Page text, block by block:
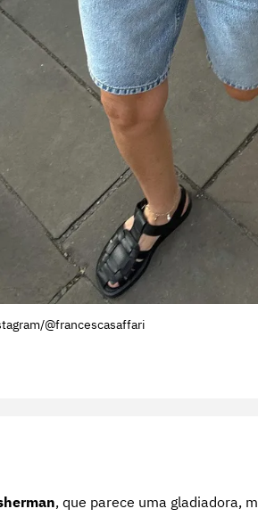
@francescasaffari
, que parece uma gladiadora,